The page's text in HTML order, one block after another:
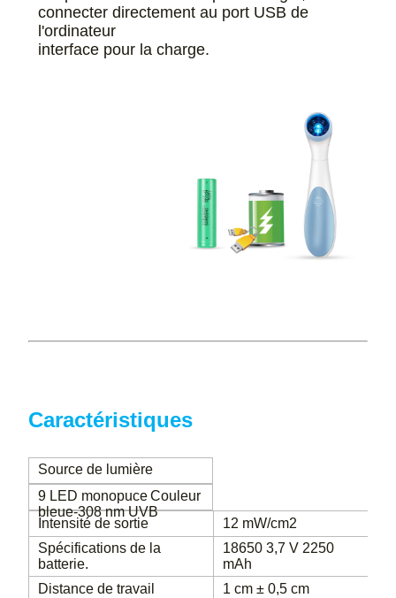
connecter directement au port USB de
l'ordinateur
interface pour la charge.
Caractéristiques
Source de lumière
9 LED monopuceCouleur
bleue-308 nm UVB
Intensité de sortie
12 mW/cm2
Spécifications de la
batterie.
18650 3,7 V 2250
mAh
Distance de travail
1 cm ± 0,5 cm